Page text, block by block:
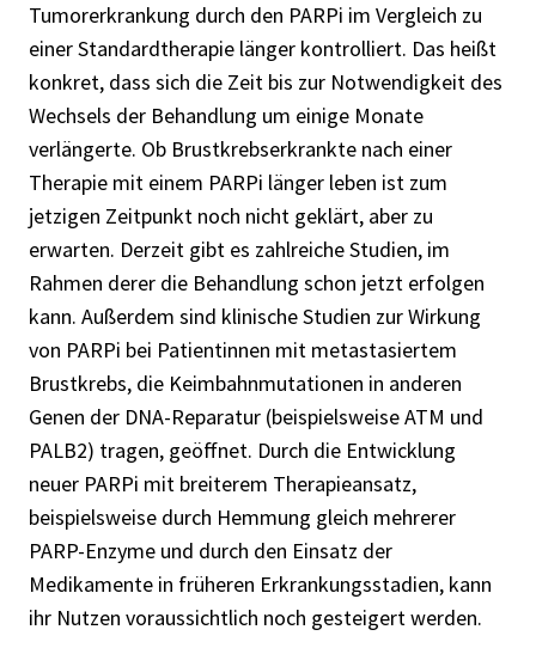
Tumorerkrankung durch den PARPi im Vergleich zu
einer Standardtherapie länger kontrolliert. Das heißt
konkret, dass sich die Zeit bis zur Notwendigkeit des
Wechsels der Behandlung um einige Monate
verlängerte. Ob Brustkrebserkrankte nach einer
Therapie mit einem PARPi länger leben ist zum
jetzigen Zeitpunkt noch nicht geklärt, aber zu
erwarten. Derzeit gibt es zahlreiche Studien, im
Rahmen derer die Behandlung schon jetzt erfolgen
kann. Außerdem sind klinische Studien zur Wirkung
von PARPi bei Patientinnen mit metastasiertem
Brustkrebs, die Keimbahnmutationen in anderen
Genen der DNA-Reparatur (beispielsweise ATM und
PALB2) tragen, geöffnet. Durch die Entwicklung
neuer PARPi mit breiterem Therapieansatz,
beispielsweise durch Hemmung gleich mehrerer
PARP-Enzyme und durch den Einsatz der
Medikamente in früheren Erkrankungsstadien, kann
ihr Nutzen voraussichtlich noch gesteigert werden.